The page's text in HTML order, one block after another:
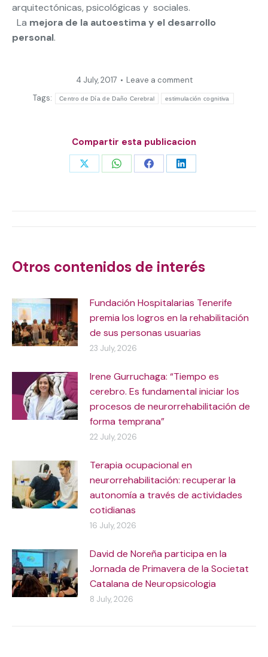
arquitectónicas, psicológicas y sociales.
 La mejora de la autoestima y el desarrollo
personal.
4 July, 2017
Leave a comment
Tags:
Centro de Día de Daño Cerebral estimulación cognitiva
Compartir esta publicacion
Share Share Share Share
Otros contenidos de interés
Fundación Hospitalarias Tenerife
premia los logros en la rehabilitación
de sus personas usuarias
23 July, 2026
Irene Gurruchaga: “Tiempo es
cerebro. Es fundamental iniciar los
procesos de neurorrehabilitación de
forma temprana”
22 July, 2026
Terapia ocupacional en
neurorrehabilitación: recuperar la
autonomía a través de actividades
cotidianas
16 July, 2026
David de Noreña participa en la
Jornada de Primavera de la Societat
Catalana de Neuropsicologia
8 July, 2026